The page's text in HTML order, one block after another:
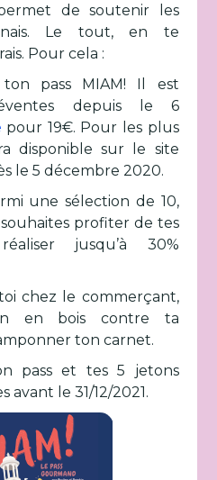
de soutenir les
Le tout, en te
Pour cela :
pass MIAM! Il est
depuis le 6
pour 19€. Pour les plus
disponible sur le site
le 5 décembre 2020.
une sélection de 10,
profiter de tes
jusqu’à 30%
chez le commerçant,
en bois contre ta
ton carnet.
pass et tes 5 jetons
le 31/12/2021.